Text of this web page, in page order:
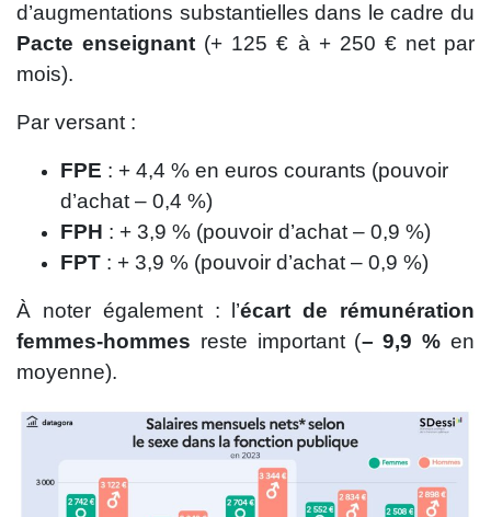
d’augmentations substantielles dans le cadre du
Pacte enseignant (+ 125 € à + 250 € net par
mois).
Par versant :
FPE : + 4,4 % en euros courants (pouvoir
d’achat – 0,4 %)
FPH : + 3,9 % (pouvoir d’achat – 0,9 %)
FPT : + 3,9 % (pouvoir d’achat – 0,9 %)
À noter également : l’écart de rémunération
femmes-hommes reste important (– 9,9 % en
moyenne).